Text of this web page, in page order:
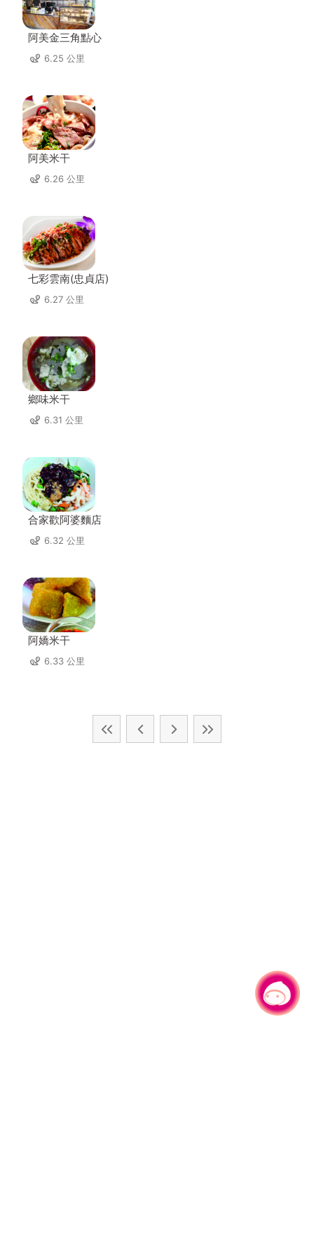
阿美金三角點心
6.25 公里
阿美米干
6.26 公里
七彩雲南(忠貞店)
6.27 公里
鄉味米干
6.31 公里
合家歡阿婆麵店
6.32 公里
阿嬌米干
6.33 公里